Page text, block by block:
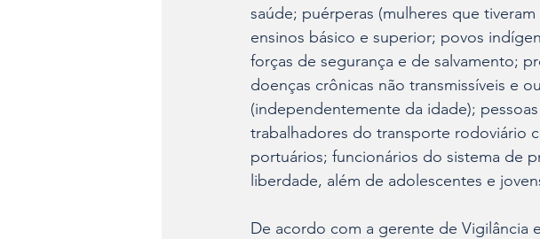
saúde; puérperas (mulheres que
ensinos básico e superior; povos
forças de segurança e de salvamento;
doenças crônicas não transmissíveis e
(independentemente da idade);
trabalhadores do transporte rodoviário
portuários; funcionários do sistema de
liberdade, além de adolescentes e
De acordo com a gerente de Vigilância